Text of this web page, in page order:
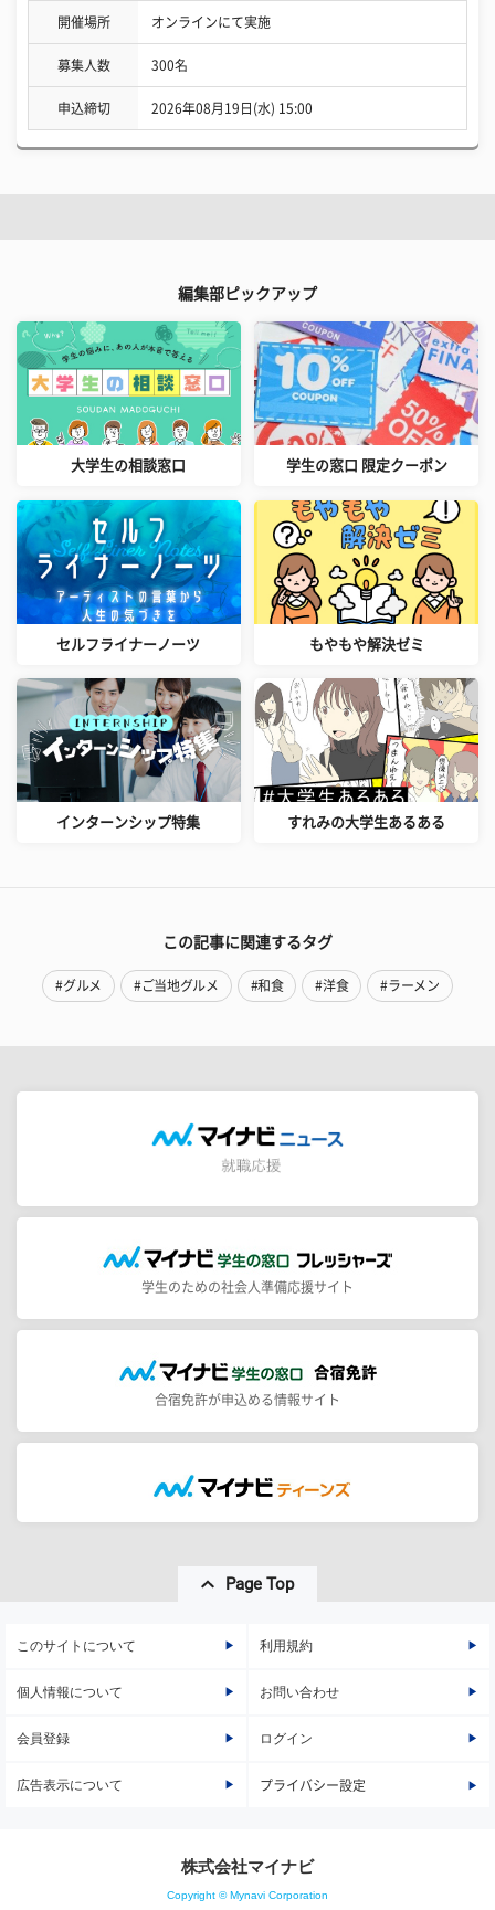
開催場所 オンラインにて実施
募集人数 300名
申込締切 2026年08月19日(水) 15:00
編集部ピックアップ
大学生の相談窓口 学生の窓口 限定クーポン
セルフライナーノーツ もやもや解決ゼミ
インターンシップ特集 すれみの大学生あるある
この記事に関連するタグ
#グルメ #ご当地グルメ #和食 #洋食 #ラーメン
学生のための社会人準備応援サイト
合宿免許が申込める情報サイト
Page Top
このサイトについて 利用規約
個人情報について お問い合わせ
会員登録 ログイン
広告表示について プライバシー設定
株式会社マイナビ
Copyright © Mynavi Corporation